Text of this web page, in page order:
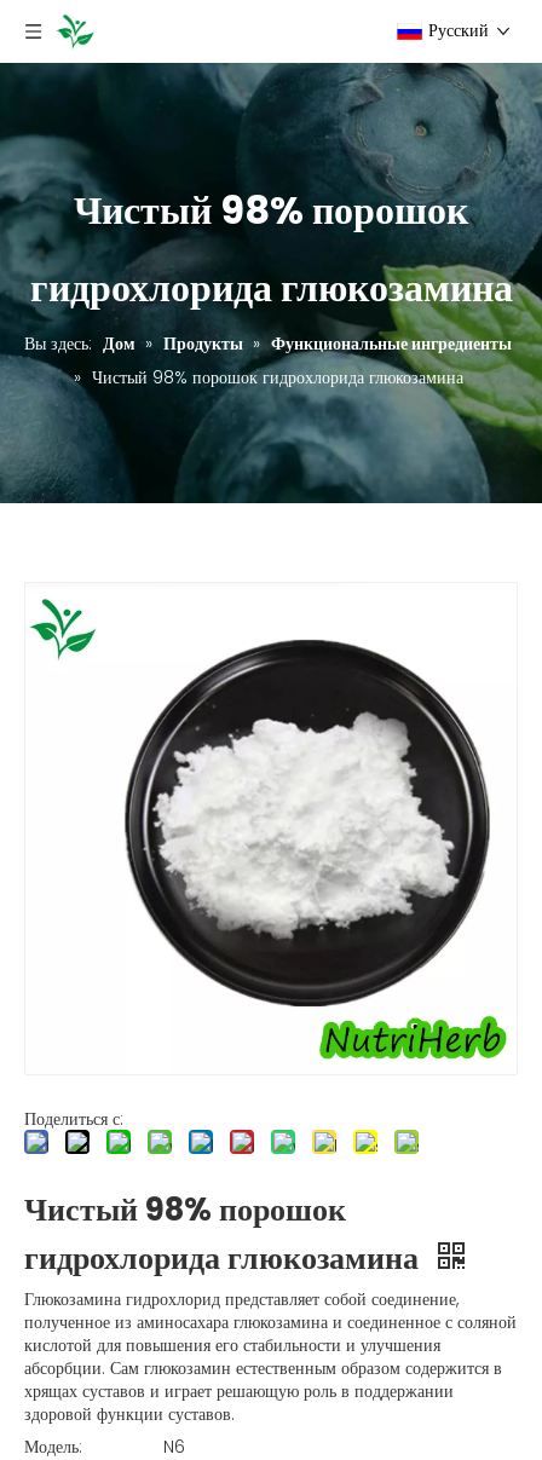
Pусский
Чистый 98% порошок
гидрохлорида глюкозамина
Вы здесь: Дом » Продукты » Функциональные ингредиенты
» Чистый 98% порошок гидрохлорида глюкозамина
Поделиться с:
Чистый 98% порошок
гидрохлорида глюкозамина
Глюкозамина гидрохлорид представляет собой соединение,
полученное из аминосахара глюкозамина и соединенное с соляной
кислотой для повышения его стабильности и улучшения
абсорбции. Сам глюкозамин естественным образом содержится в
хрящах суставов и играет решающую роль в поддержании
здоровой функции суставов.
Модель:
N6